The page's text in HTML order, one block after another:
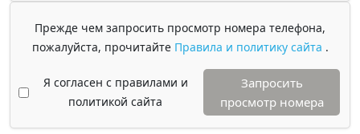
Прежде чем запросить просмотр номера телефона,
пожалуйста, прочитайте Правила и политику сайта .
Я согласен с правилами и
политикой сайта
Запросить
просмотр номера